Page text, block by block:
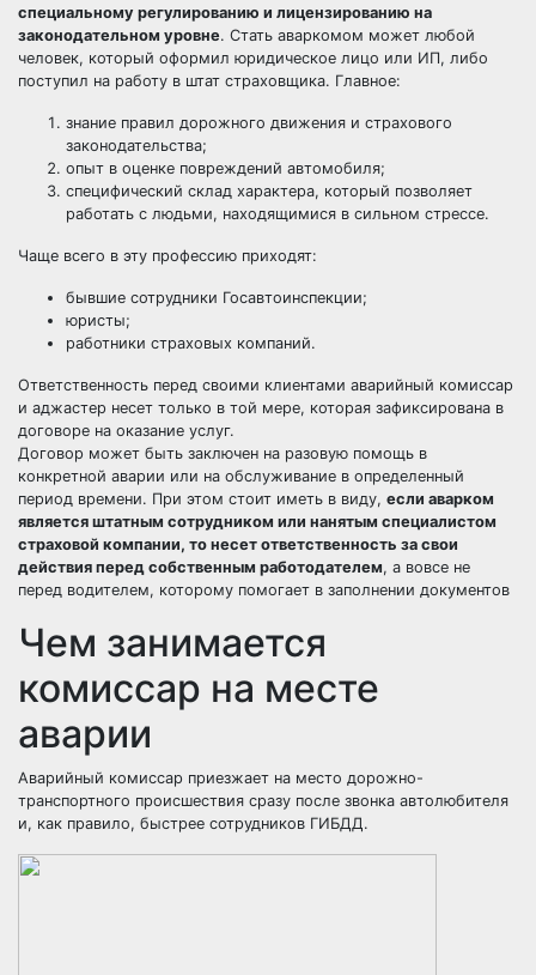
специальному регулированию и лицензированию на
законодательном уровне. Стать аваркомом может любой
человек, который оформил юридическое лицо или ИП, либо
поступил на работу в штат страховщика. Главное:
знание правил дорожного движения и страхового
законодательства;
опыт в оценке повреждений автомобиля;
специфический склад характера, который позволяет
работать с людьми, находящимися в сильном стрессе.
Чаще всего в эту профессию приходят:
бывшие сотрудники Госавтоинспекции;
юристы;
работники страховых компаний.
Ответственность перед своими клиентами аварийный комиссар
и аджастер несет только в той мере, которая зафиксирована в
договоре на оказание услуг.
Договор может быть заключен на разовую помощь в
конкретной аварии или на обслуживание в определенный
период времени. При этом стоит иметь в виду, если аварком
является штатным сотрудником или нанятым специалистом
страховой компании, то несет ответственность за свои
действия перед собственным работодателем, а вовсе не
перед водителем, которому помогает в заполнении документов
Чем занимается
комиссар на месте
аварии
Аварийный комиссар приезжает на место дорожно-
транспортного происшествия сразу после звонка автолюбителя
и, как правило, быстрее сотрудников ГИБДД.